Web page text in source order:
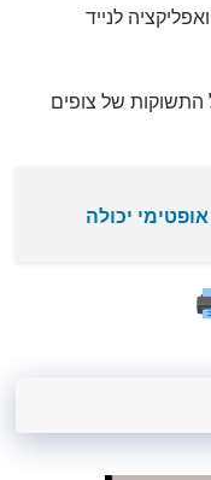
לנייד
התשוקות של צופים
יכולה